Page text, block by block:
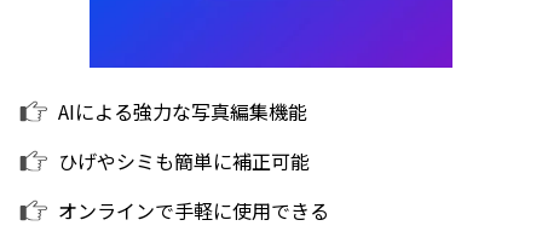
AIによる強力な写真編集機能
ひげやシミも簡単に補正可能
オンラインで手軽に使用できる